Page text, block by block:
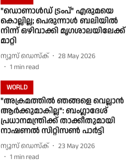
"ഡൊണാൾഡ് ട്രംപ്" എരുമയെ
കൊല്ലില്ല; പെരുന്നാൾ ബലിയിൽ
നിന്ന് ഒഴിവാക്കി മൃഗശാലയിലേക്ക്
മാറ്റി
ന്യൂസ് ഡെസ്ക്
28 May 2026
1 min read
WORLD
"അക്രമത്തിൽ ഞങ്ങളെ വെല്ലാൻ
ആർക്കുമാകില്ല": ബംഗ്ലാദേശ്
പ്രധാനമന്ത്രിക്ക് താക്കീതുമായി
നാഷണൽ സിറ്റിസൺ പാർട്ടി
ന്യൂസ് ഡെസ്ക്
23 May 2026
1 min read